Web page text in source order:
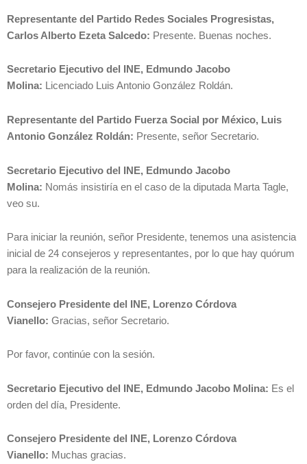
Representante del Partido Redes Sociales Progresistas,
Carlos Alberto Ezeta Salcedo: Presente. Buenas noches.
Secretario Ejecutivo del INE, Edmundo Jacobo
Molina: Licenciado Luis Antonio González Roldán.
Representante del Partido Fuerza Social por México, Luis
Antonio González Roldán: Presente, señor Secretario.
Secretario Ejecutivo del INE, Edmundo Jacobo
Molina: Nomás insistiría en el caso de la diputada Marta Tagle,
veo su.
Para iniciar la reunión, señor Presidente, tenemos una asistencia
inicial de 24 consejeros y representantes, por lo que hay quórum
para la realización de la reunión.
Consejero Presidente del INE, Lorenzo Córdova
Vianello: Gracias, señor Secretario.
Por favor, continúe con la sesión.
Secretario Ejecutivo del INE, Edmundo Jacobo Molina: Es el
orden del día, Presidente.
Consejero Presidente del INE, Lorenzo Córdova
Vianello: Muchas gracias.